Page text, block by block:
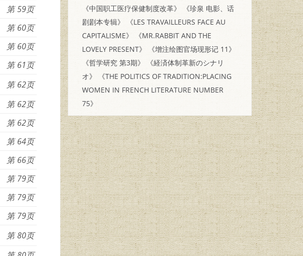
59
60
60
61
62
62
62
64
66
79
79
79
80
《中国职工医疗保健制度改革》
《珍泉 电影、话
剧剧本专辑》
《LES TRAVAILLEURS FACE AU
CAPITALISME》
《MR.RABBIT AND THE
LOVELY PRESENT》
《增注绘图官场现形记 11》
《哲学研究 第3期》
《経済体制革新のシナリ
オ》
《THE POLITICS OF TRADITION:PLACING
WOMEN IN FRENCH LITERATURE NUMBER
75》